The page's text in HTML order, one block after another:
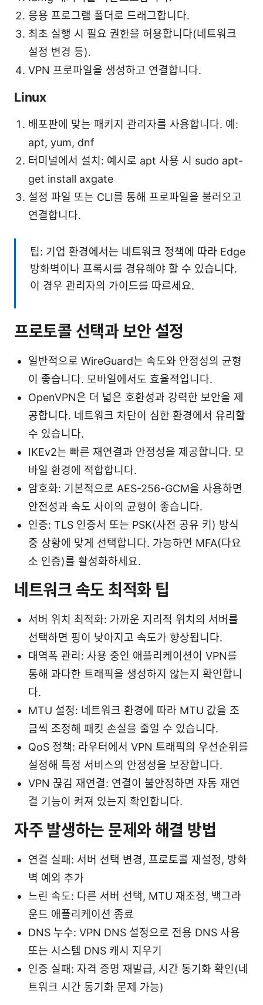
응용 프로그램 폴더로 드래그합니다.
최초 실행 시 필요 권한을 허용합니다(네트워크
설정 변경 등).
VPN 프로파일을 생성하고 연결합니다.
Linux
배포판에 맞는 패키지 관리자를 사용합니다. 예:
apt, yum, dnf
터미널에서 설치: 예시로 apt 사용 시 sudo apt-
get install axgate
설정 파일 또는 CLI를 통해 프로파일을 불러오고
연결합니다.
팁: 기업 환경에서는 네트워크 정책에 따라 Edge
방화벽이나 프록시를 경유해야 할 수 있습니다.
이 경우 관리자의 가이드를 따르세요.
프로토콜 선택과 보안 설정
일반적으로 WireGuard는 속도와 안정성의 균형
이 좋습니다. 모바일에서도 효율적입니다.
OpenVPN은 더 넓은 호환성과 강력한 보안을 제
공합니다. 네트워크 차단이 심한 환경에서 유리할
수 있습니다.
IKEv2는 빠른 재연결과 안정성을 제공합니다. 모
바일 환경에 적합합니다.
암호화: 기본적으로 AES-256-GCM을 사용하면
안전성과 속도 사이의 균형이 좋습니다.
인증: TLS 인증서 또는 PSK(사전 공유 키) 방식
중 상황에 맞게 선택합니다. 가능하면 MFA(다요
소 인증)를 활성화하세요.
네트워크 속도 최적화 팁
서버 위치 최적화: 가까운 지리적 위치의 서버를
선택하면 핑이 낮아지고 속도가 향상됩니다.
대역폭 관리: 사용 중인 애플리케이션이 VPN를
통해 과다한 트래픽을 생성하지 않는지 확인합니
다.
MTU 설정: 네트워크 환경에 따라 MTU 값을 조
금씩 조정해 패킷 손실을 줄일 수 있습니다.
QoS 정책: 라우터에서 VPN 트래픽의 우선순위를
설정해 특정 서비스의 안정성을 보장합니다.
VPN 끊김 재연결: 연결이 불안정하면 자동 재연
결 기능이 켜져 있는지 확인합니다.
자주 발생하는 문제와 해결 방법
연결 실패: 서버 선택 변경, 프로토콜 재설정, 방화
벽 예외 추가
느린 속도: 다른 서버 선택, MTU 재조정, 백그라
운드 애플리케이션 종료
DNS 누수: VPN DNS 설정으로 전용 DNS 사용
또는 시스템 DNS 캐시 지우기
인증 실패: 자격 증명 재발급, 시간 동기화 확인(네
트워크 시간 동기화 문제 가능)